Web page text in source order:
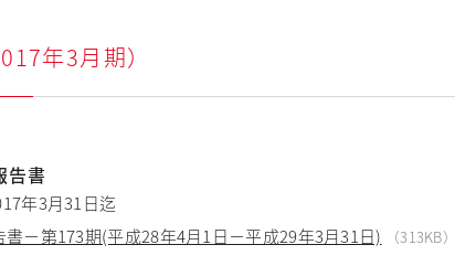
年3月期）
告書
年3月31日迄
書－第173期(平成28年4月1日－平成29年3月31日)
（313KB）